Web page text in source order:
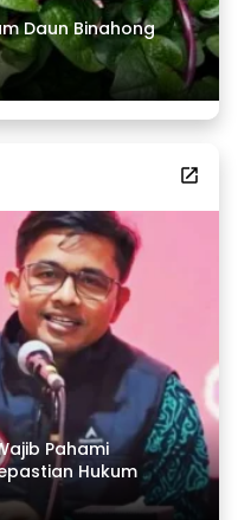
Daun Binahong
Pahami
Hukum